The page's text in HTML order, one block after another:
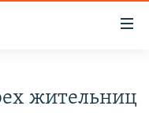
жительниц